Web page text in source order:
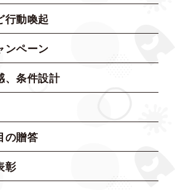
行動喚起
ンペーン
、条件設計
の贈答
彰